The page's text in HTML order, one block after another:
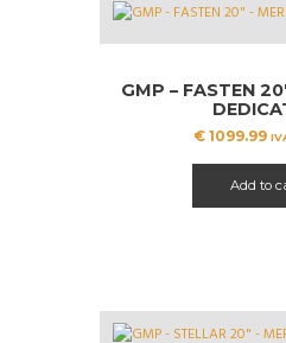
GMP – FASTEN
€1099.99
Add to